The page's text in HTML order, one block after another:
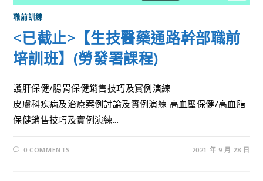
職前訓練
<已截止>【生技醫藥通路幹部職前
培訓班】(勞發署課程)
護肝保健/腸胃保健銷售技巧及實例演練
皮膚科疾病及治療案例討論及實例演練 高血壓保健/高血脂
保健銷售技巧及實例演練...
0 COMMENTS 2021 年 9 月 28 日